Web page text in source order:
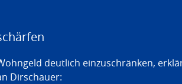
deutlich einzuschränken,
Dirschauer: